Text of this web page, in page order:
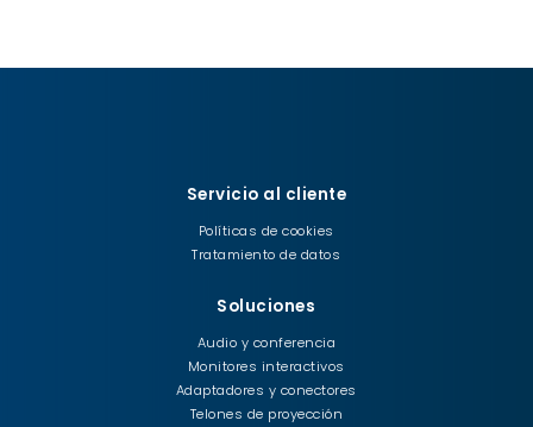
Servicio al cliente
Políticas de cookies
Tratamiento de datos
Soluciones
Audio y conferencia
Monitores interactivos
Adaptadores y conectores
Telones de proyección